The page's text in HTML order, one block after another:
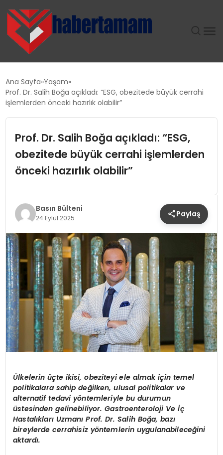
TEKNOLOJI
SAĞLIK
MAGAZIN
SIYASET
EĞITIM
YAŞAM
Ana Sayfa Yaşam
Prof. Dr. Salih Boğa açıkladı: “ESG, obezitede büyük cerrahi
işlemlerden önceki hazırlık olabilir”
Prof. Dr. Salih Boğa açıkladı: “ESG,
obezitede büyük cerrahi işlemlerden
önceki hazırlık olabilir”
Basın Bülteni
24 Eylül 2025 Paylaş
Ülkelerin üçte ikisi, obeziteyi ele almak için temel
politikalara sahip değilken, ulusal politikalar ve
alternatif tedavi yöntemleriyle bu durumun
üstesinden gelinebiliyor. Gastroenteroloji Ve İç
Hastalıkları Uzmanı Prof. Dr. Salih Boğa, bazı
bireylerde cerrahisiz yöntemlerin uygulanabileceğini
aktardı.